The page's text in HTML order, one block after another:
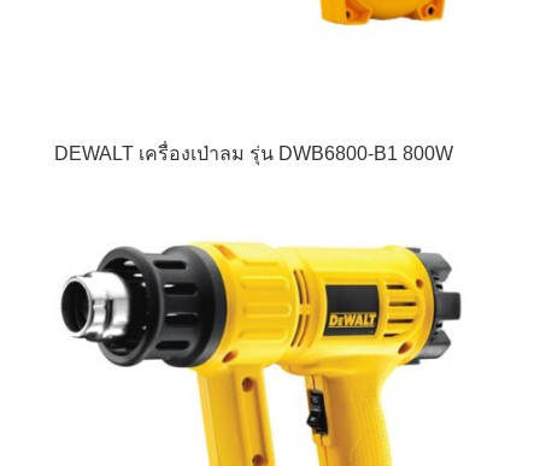
DEWALT เครื่องเป่าลม รุ่น DWB6800-B1 800W